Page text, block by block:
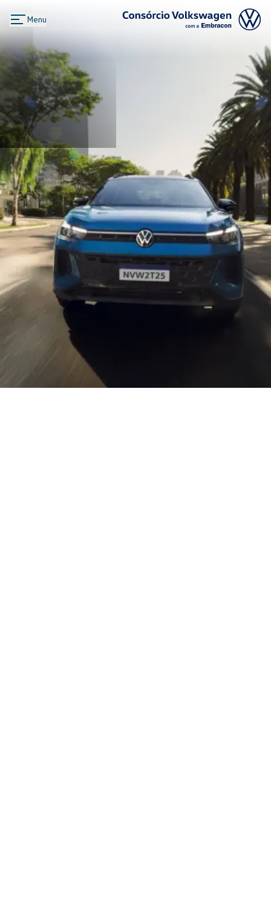
Menu
Logo Consórcio Volkswagen com